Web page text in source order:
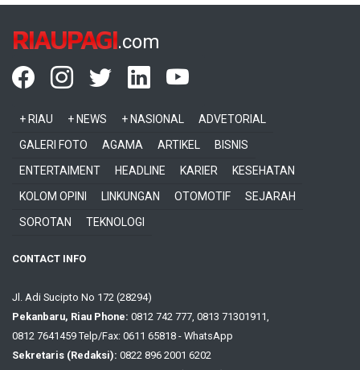
RIAUPAGI.com
+ RIAU + NEWS + NASIONAL
ADVETORIAL
GALERI FOTO
AGAMA ARTIKEL
BISNIS
ENTERTAIMENT
HEADLINE KARIER
KESEHATAN
KOLOM OPINI
LINKUNGAN OTOMOTIF
SEJARAH
SOROTAN
TEKNOLOGI
CONTACT INFO
Jl. Adi Sucipto No 172 (28294)
Pekanbaru, Riau Phone: 0812 742 777, 0813 71301911,
0812 7641459 Telp/Fax: 0611 65818 - WhatsApp
Sekretaris (Redaksi): 0822 896 2001 6202